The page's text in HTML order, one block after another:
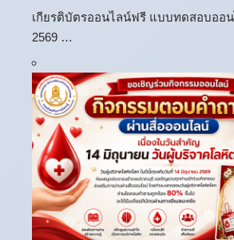
เกียรติบัตรออนไลน์ฟรี แบบทดสอบออ
2569 …